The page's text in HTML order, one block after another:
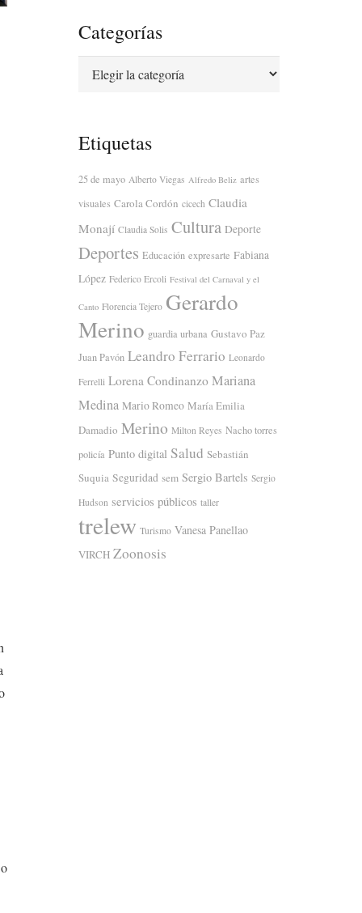
Categorías
Etiquetas
25 de mayo Alberto Viegas Alfredo Beliz artes
visuales Carola Cordón cicech Claudia
Monají Claudia Solis Cultura Deporte
Deportes Educación expresarte Fabiana
López Federico Ercoli Festival del Carnaval y el
Canto Florencia Tejero Gerardo
Merino guardia urbana Gustavo Paz
Juan Pavón Leandro Ferrario Leonardo
Ferrelli Lorena Condinanzo Mariana
Medina Mario Romeo María Emilia
Damadio Merino Milton Reyes Nacho torres
policía Punto digital Salud Sebastián
Suquia Seguridad sem Sergio Bartels Sergio
Hudson servicios públicos taller
trelew Turismo Vanesa Panellao
VIRCH Zoonosis